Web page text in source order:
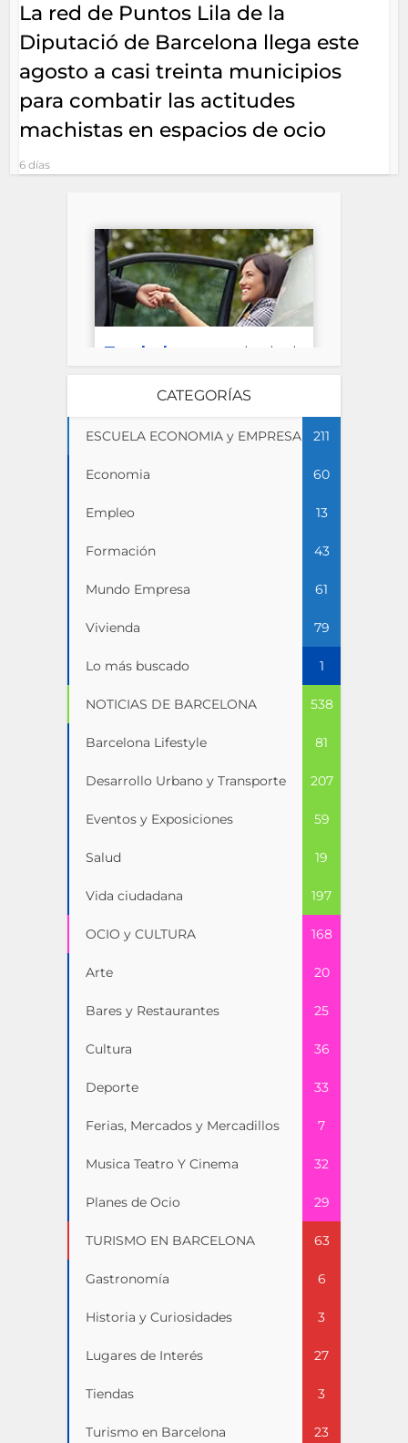
La red de Puntos Lila de la
Diputació de Barcelona llega este
agosto a casi treinta municipios
para combatir las actitudes
machistas en espacios de ocio
6 días
CATEGORÍAS
ESCUELA ECONOMIA y EMPRESA 211
Economia 60
Empleo 13
Formación 43
Mundo Empresa 61
Vivienda 79
Lo más buscado 1
NOTICIAS DE BARCELONA 538
Barcelona Lifestyle 81
Desarrollo Urbano y Transporte 207
Eventos y Exposiciones 59
Salud 19
Vida ciudadana 197
OCIO y CULTURA 168
Arte 20
Bares y Restaurantes 25
Cultura 36
Deporte 33
Ferias, Mercados y Mercadillos 7
Musica Teatro Y Cinema 32
Planes de Ocio 29
TURISMO EN BARCELONA 63
Gastronomía 6
Historia y Curiosidades 3
Lugares de Interés 27
Tiendas 3
Turismo en Barcelona 23